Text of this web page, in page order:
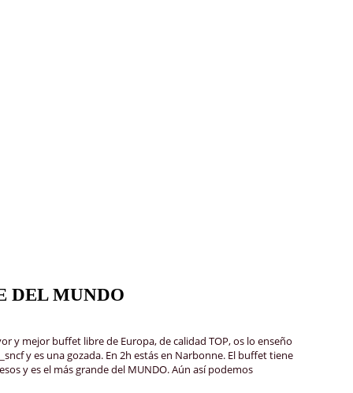
DEL MUNDO
y mejor buffet libre de Europa, de calidad TOP, os lo enseño
y es una gozada. En 2h estás en Narbonne. El buffet tiene
y es el más grande del MUNDO. Aún así podemos